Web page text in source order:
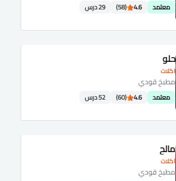
معتمد 4.6
(58) 29 درس
اكلات
حلو
مطبخ قودي
معتمد 4.6
(60) 52 درس
اكلات
مالح
مطبخ قودي